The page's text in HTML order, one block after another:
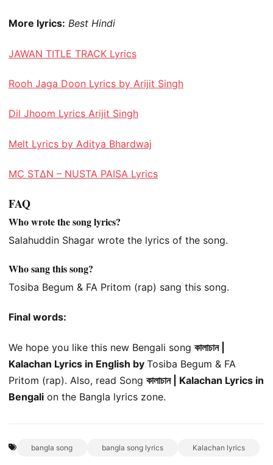
More lyrics: Best Hindi
JAWAN TITLE TRACK Lyrics
Rooh Jaga Doon Lyrics by Arijit Singh
Dil Jhoom Lyrics Arijit Singh
Melt Lyrics by Aditya Bhardwaj
MC STΔN – NUSTA PAISA Lyrics
FAQ
Who wrote the song lyrics?
Salahuddin Shagar wrote the lyrics of the song.
Who sang this song?
Tosiba Begum & FA Pritom (rap) sang this song.
Final words:
We hope you like this new Bengali song কালাচান |
Kalachan Lyrics in English by Tosiba Begum & FA
Pritom (rap). Also, read Song কালাচান | Kalachan Lyrics in
Bengali on the Bangla lyrics zone.
bangla song bangla song lyrics Kalachan lyrics